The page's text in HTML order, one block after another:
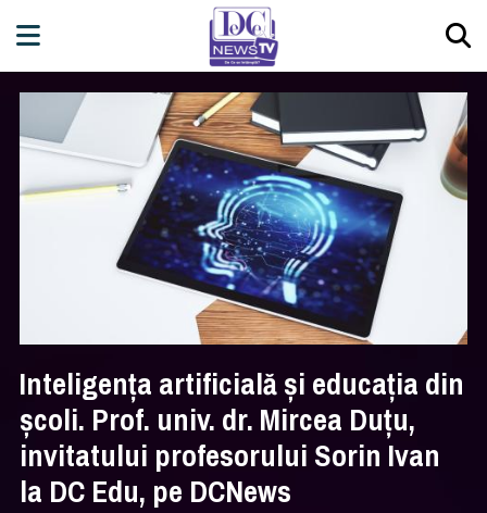
Inteligența artificială și educația din
școli. Prof. univ. dr. Mircea Duțu,
invitatului profesorului Sorin Ivan
la DC Edu, pe DCNews